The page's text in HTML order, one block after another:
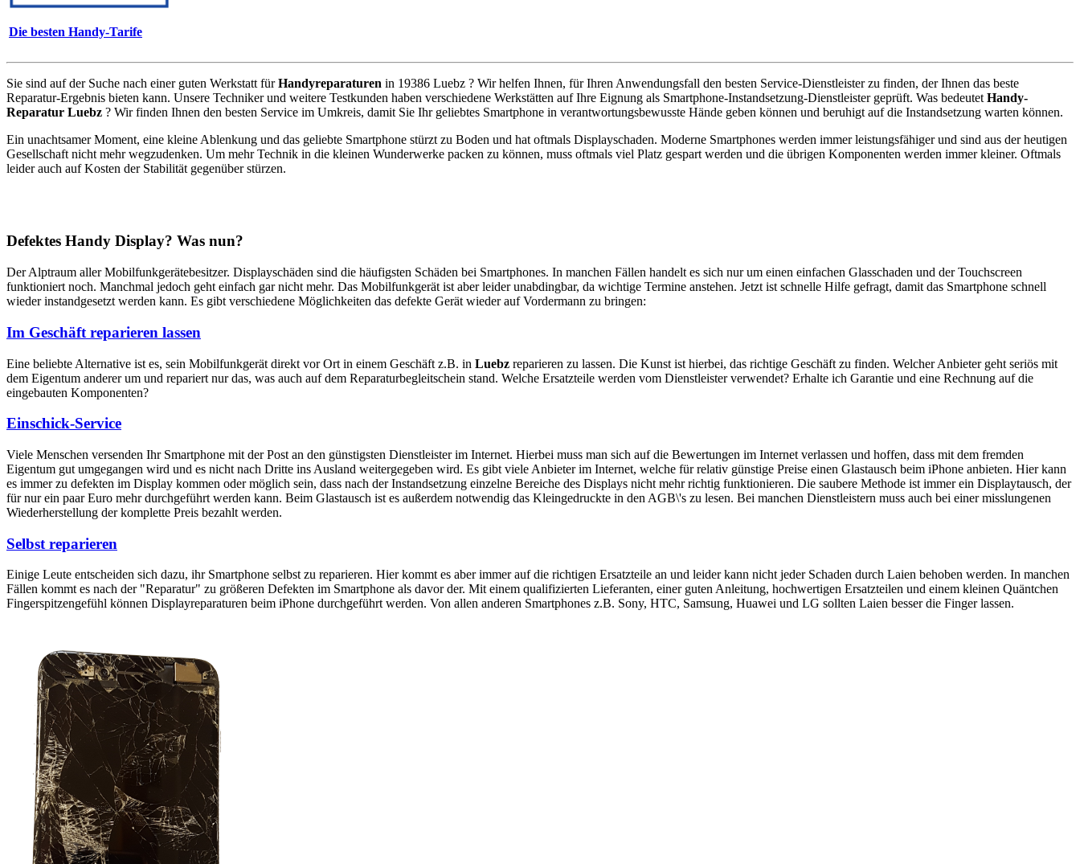
Die besten Handy-Tarife
Sie sind auf der Suche nach einer guten Werkstatt fürHandyreparaturen in 19386 Luebz ? Wir helfen Ihnen, für Ihren Anwendungsfall den besten Service-Dienstleister zu finden, der Ihnen das beste
Reparatur-Ergebnis bieten kann. Unsere Techniker und weitere Testkunden haben verschiedene Werkstätten auf Ihre Eignung als Smartphone-Instandsetzung-Dienstleister geprüft. Was bedeutet Handy-
Reparatur Luebz ? Wir finden Ihnen den besten Service im Umkreis, damit Sie Ihr geliebtes Smartphone in verantwortungsbewusste Hände geben können und beruhigt auf die Instandsetzung warten können.
Ein unachtsamer Moment, eine kleine Ablenkung und das geliebte Smartphone stürzt zu Boden und hat oftmals Displayschaden. Moderne Smartphones werden immer leistungsfähiger und sind aus der heutigen
Gesellschaft nicht mehr wegzudenken. Um mehr Technik in die kleinen Wunderwerke packen zu können, muss oftmals viel Platz gespart werden und die übrigen Komponenten werden immer kleiner. Oftmals
leider auch auf Kosten der Stabilität gegenüber stürzen.
Defektes Handy Display? Was nun?
Der Alptraum aller Mobilfunkgerätebesitzer. Displayschäden sind die häufigsten Schäden bei Smartphones. In manchen Fällen handelt es sich nur um einen einfachen Glasschaden und der Touchscreen
funktioniert noch. Manchmal jedoch geht einfach gar nicht mehr. Das Mobilfunkgerät ist aber leider unabdingbar, da wichtige Termine anstehen. Jetzt ist schnelle Hilfe gefragt, damit das Smartphone schnell
wieder instandgesetzt werden kann. Es gibt verschiedene Möglichkeiten das defekte Gerät wieder auf Vordermann zu bringen:
Im Geschäft reparieren lassen
Eine beliebte Alternative ist es, sein Mobilfunkgerät direkt vor Ort in einem Geschäft z.B. in Luebz reparieren zu lassen. Die Kunst ist hierbei, das richtige Geschäft zu finden. Welcher Anbieter geht seriös mit
dem Eigentum anderer um und repariert nur das, was auch auf dem Reparaturbegleitschein stand. Welche Ersatzteile werden vom Dienstleister verwendet? Erhalte ich Garantie und eine Rechnung auf die
eingebauten Komponenten?
Einschick-Service
Viele Menschen versenden Ihr Smartphone mit der Post an den günstigsten Dienstleister im Internet. Hierbei muss man sich auf die Bewertungen im Internet verlassen und hoffen, dass mit dem fremden
Eigentum gut umgegangen wird und es nicht nach Dritte ins Ausland weitergegeben wird. Es gibt viele Anbieter im Internet, welche für relativ günstige Preise einen Glastausch beim iPhone anbieten. Hier kann
es immer zu defekten im Display kommen oder möglich sein, dass nach der Instandsetzung einzelne Bereiche des Displays nicht mehr richtig funktionieren. Die saubere Methode ist immer ein Displaytausch, der
für nur ein paar Euro mehr durchgeführt werden kann. Beim Glastausch ist es außerdem notwendig das Kleingedruckte in den AGB\'s zu lesen. Bei manchen Dienstleistern muss auch bei einer misslungenen
Wiederherstellung der komplette Preis bezahlt werden.
Selbst reparieren
Einige Leute entscheiden sich dazu, ihr Smartphone selbst zu reparieren. Hier kommt es aber immer auf die richtigen Ersatzteile an und leider kann nicht jeder Schaden durch Laien behoben werden. In manchen
Fällen kommt es nach der "Reparatur" zu größeren Defekten im Smartphone als davor der. Mit einem qualifizierten Lieferanten, einer guten Anleitung, hochwertigen Ersatzteilen und einem kleinen Quäntchen
Fingerspitzengefühl können Displayreparaturen beim iPhone durchgeführt werden. Von allen anderen Smartphones z.B. Sony, HTC, Samsung, Huawei und LG sollten Laien besser die Finger lassen.